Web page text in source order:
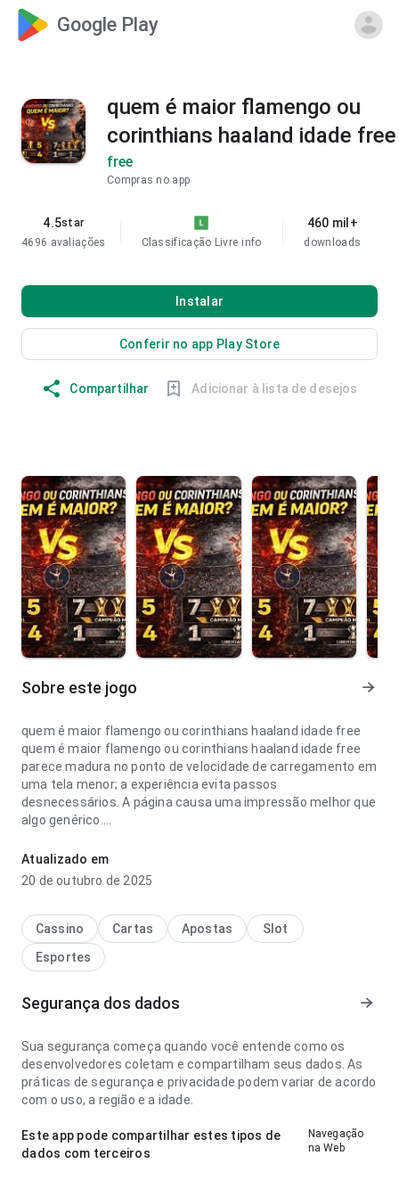
Google Play
quem é maior flamengo ou
corinthians haaland idade free
free
Compras no app
4.5star
4696 avaliações
Classificação Livre info
460 mil+
downloads
Instalar
Conferir no app Play Store
Compartilhar Adicionar à lista de desejos
Sobre este jogo
quem é maior flamengo ou corinthians haaland idade free
quem é maior flamengo ou corinthians haaland idade free
parece madura no ponto de velocidade de carregamento em
uma tela menor; a experiência evita passos
desnecessários. A página causa uma impressão melhor que
algo genérico.
quem é maior flamengo ou corinthians haaland idade free
parece confiável no ponto de velocidade de carregamento
Atualizado em
20 de outubro de 2025
Cassino Cartas Apostas
Slot
Esportes
Segurança dos dados
Sua segurança começa quando você entende como os
desenvolvedores coletam e compartilham seus dados. As
práticas de segurança e privacidade podem variar de acordo
com o uso, a região e a idade.
Este app pode compartilhar estes tipos de
dados com terceiros
Navegação
na Web